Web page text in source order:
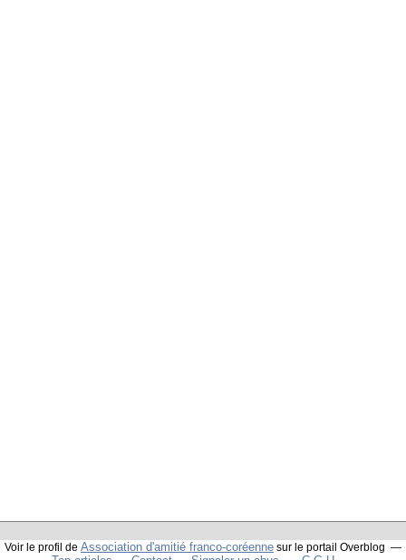
Voir le profil de Association d'amitié franco-coréenne sur le portail Overblog